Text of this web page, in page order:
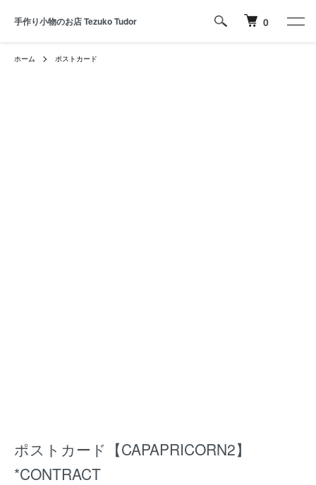
手作り小物のお店 Tezuko Tudor 0
ホーム ポストカード
ポストカード【CAPAPRICORN2】
*CONTRACT